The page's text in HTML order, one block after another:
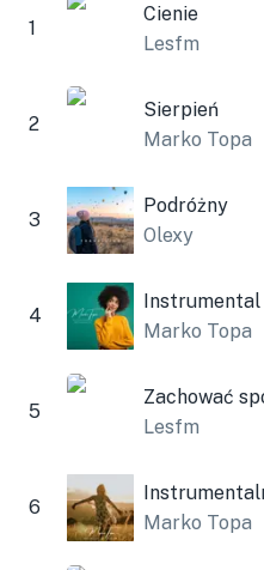
1
Cienie
Lesfm
2
Sierpień
Marko Topa
3
Podróżny
Olexy
4
Marko Topa
5
Lesfm
6
Marko Topa